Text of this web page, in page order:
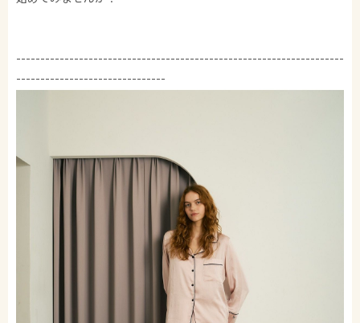
--------------------------------------------------------------------
-------------------------------